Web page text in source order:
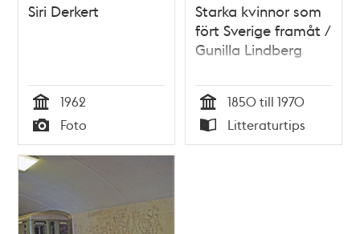
Siri Derkert
Tid
1962
Typ
Foto
Starka kvinnor som
fört Sverige framåt /
Gunilla Lindberg
Tid
1850 till 1970
Typ
Litteraturtips